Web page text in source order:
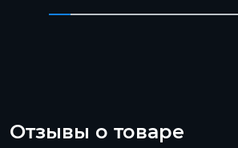
Отзывы о товаре